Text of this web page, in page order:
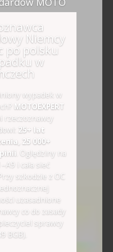
Niemcy
po polsku
w
wypadek w
MOTOEXPERT
25+ lat
25 000+
. Oględziny na
i cała sieć
szkodzie z OC
uzasadnione
co do zasady
sprawcy
BGB).